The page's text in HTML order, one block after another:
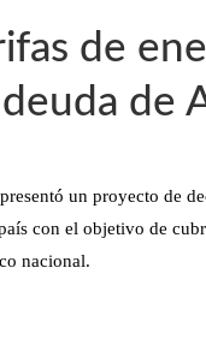
de
de
un proyecto de
con el objetivo de
nacional.